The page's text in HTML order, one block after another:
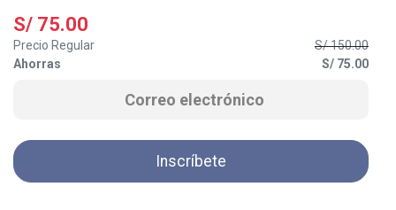
S/ 75.00
Precio Regular S/150.00
Ahorras
S/ 75.00
Inscríbete